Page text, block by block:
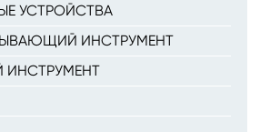
УСТРОЙСТВА
ИНСТРУМЕНТ
ИНСТРУМЕНТ